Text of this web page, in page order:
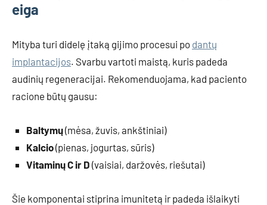
eiga
Mityba turi didelę įtaką gijimo procesui po dantų
implantacijos. Svarbu vartoti maistą, kuris padeda
audinių regeneracijai. Rekomenduojama, kad paciento
racione būtų gausu:
Baltymų(mėsa, žuvis, ankštiniai)
Kalcio(pienas, jogurtas, sūris)
Vitaminų C ir D (vaisiai, daržovės, riešutai)
Šie komponentai stiprina imunitetą ir padeda išlaikyti